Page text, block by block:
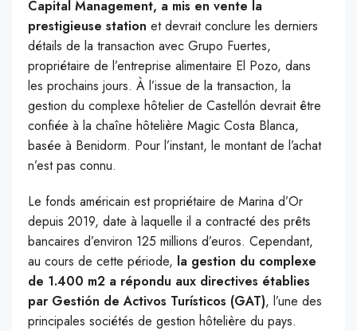
Capital Management, a mis en vente la
prestigieuse station et devrait conclure les derniers
détails de la transaction avec Grupo Fuertes,
propriétaire de l’entreprise alimentaire El Pozo, dans
les prochains jours. À l’issue de la transaction, la
gestion du complexe hôtelier de Castellón devrait être
confiée à la chaîne hôtelière Magic Costa Blanca,
basée à Benidorm. Pour l’instant, le montant de l’achat
n’est pas connu.
Le fonds américain est propriétaire de Marina d’Or
depuis 2019, date à laquelle il a contracté des prêts
bancaires d’environ 125 millions d’euros. Cependant,
au cours de cette période, la gestion du complexe
de 1.400 m2 a répondu aux directives établies
par Gestión de Activos Turísticos (GAT), l’une des
principales sociétés de gestion hôtelière du pays.